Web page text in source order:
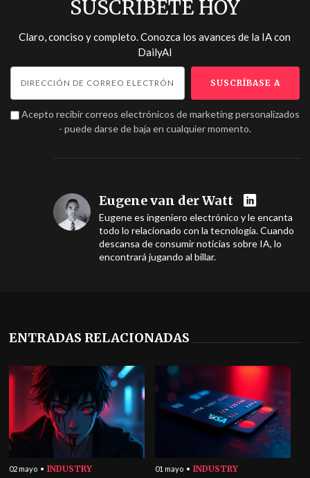
SUSCRÍBETE HOY
Claro, conciso y completo. Conozca los avances de la IA con
DailyAI
Acepto recibir correos electrónicos de marketing personalizados
- puede darse de baja en cualquier momento.
Eugene van der Watt
Eugene es ingeniero electrónico y le encanta
todo lo relacionado con la tecnología. Cuando
descansa de consumir noticias sobre IA, lo
encontrará jugando al billar.
ENTRADAS RELACIONADAS
02 mayo INDUSTRY 01 mayo INDUSTRY